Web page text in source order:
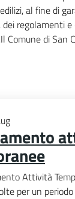
al fine di
dei regolamenti
Comune di San
Attività
per un